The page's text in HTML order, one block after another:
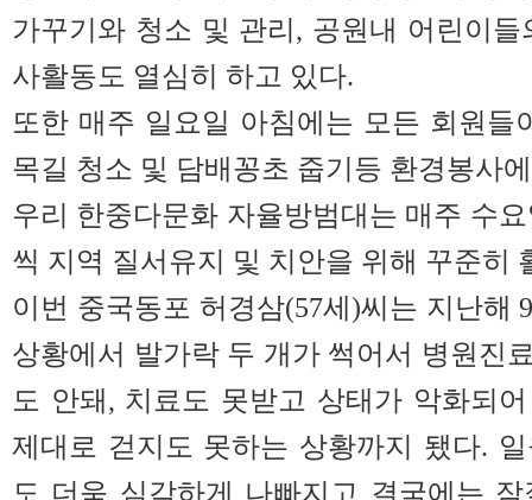
가꾸기와 청소 및 관리, 공원내 어린이
사활동도 열심히 하고 있다.
또한 매주 일요일 아침에는 모든 회원들
목길 청소 및 담배꽁초 줍기등 환경봉사
우리 한중다문화 자율방범대는 매주 수
씩 지역 질서유지 및 치안을 위해 꾸준히
이번 중국동포 허경삼(57세)씨는 지난해
상황에서 발가락 두 개가 썩어서 병원진
도 안돼, 치료도 못받고 상태가 악화되
제대로 걷지도 못하는 상황까지 됐다.
도 더욱 심각하게 나빠지고 결국에는